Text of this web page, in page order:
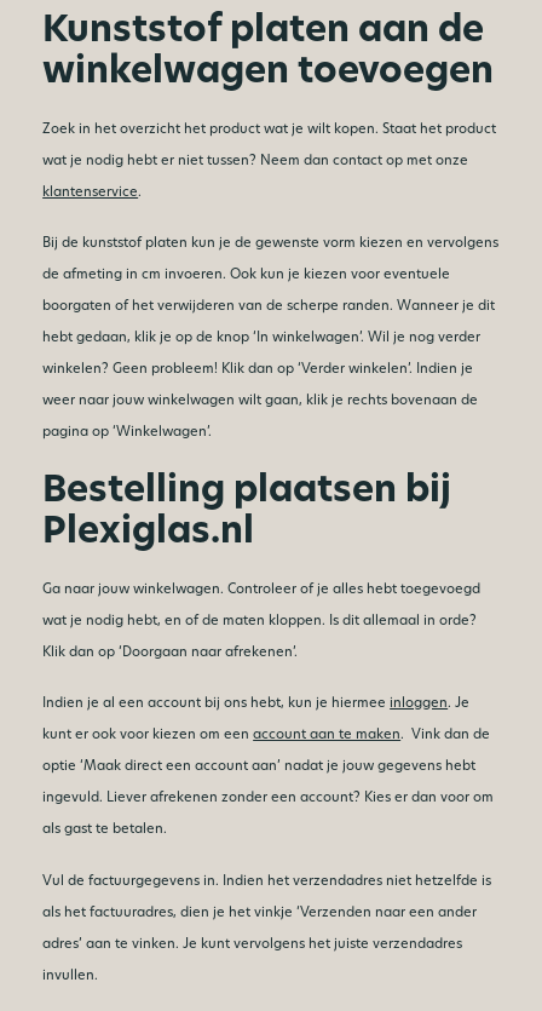
Kunststof platen aan de
winkelwagen toevoegen
Zoek in het overzicht het product wat je wilt kopen. Staat het product
wat je nodig hebt er niet tussen? Neem dan contact op met onze
klantenservice.
Bij de kunststof platen kun je de gewenste vorm kiezen en vervolgens
de afmeting in cm invoeren. Ook kun je kiezen voor eventuele
boorgaten of het verwijderen van de scherpe randen. Wanneer je dit
hebt gedaan, klik je op de knop ‘In winkelwagen’. Wil je nog verder
winkelen? Geen probleem! Klik dan op ‘Verder winkelen’. Indien je
weer naar jouw winkelwagen wilt gaan, klik je rechts bovenaan de
pagina op ‘Winkelwagen’.
Bestelling plaatsen bij
Plexiglas.nl
Ga naar jouw winkelwagen. Controleer of je alles hebt toegevoegd
wat je nodig hebt, en of de maten kloppen. Is dit allemaal in orde?
Klik dan op ‘Doorgaan naar afrekenen’.
Indien je al een account bij ons hebt, kun je hiermee inloggen. Je
kunt er ook voor kiezen om eenaccount aan te maken. Vink dan de
optie ‘Maak direct een account aan’ nadat je jouw gegevens hebt
ingevuld. Liever afrekenen zonder een account? Kies er dan voor om
als gast te betalen.
Vul de factuurgegevens in. Indien het verzendadres niet hetzelfde is
als het factuuradres, dien je het vinkje ‘Verzenden naar een ander
adres’ aan te vinken. Je kunt vervolgens het juiste verzendadres
invullen.